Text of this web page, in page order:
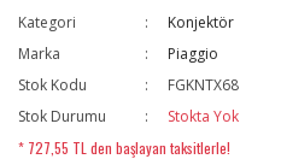
Kategori
Konjektör
Marka
Piaggio
Stok Kodu
FGKNTX68
Stok Durumu
Stokta Yok
* 727,55 TL den başlayan taksitlerle!